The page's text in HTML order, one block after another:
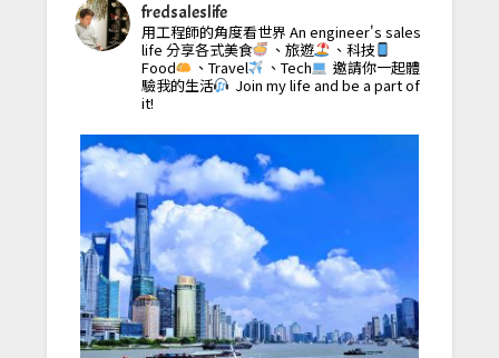
fredsaleslife
用工程師的角度看世界 An engineer's sales
life 分享各式美食 、旅遊
、科技
Food
、Travel 、Tech
邀請你一起體
驗我的生活
Join my life and be a part of
it!